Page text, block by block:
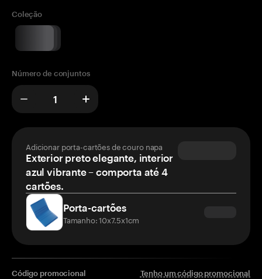
Coleção
Número de conjuntos
Adicionar porta-cartões de couro napa
Exterior preto elegante, interior
azul vibrante – comporta até 4
cartões.
Porta-cartões
Tamanho: 10x7.5x1cm
Código promocional Tenho um código promocional